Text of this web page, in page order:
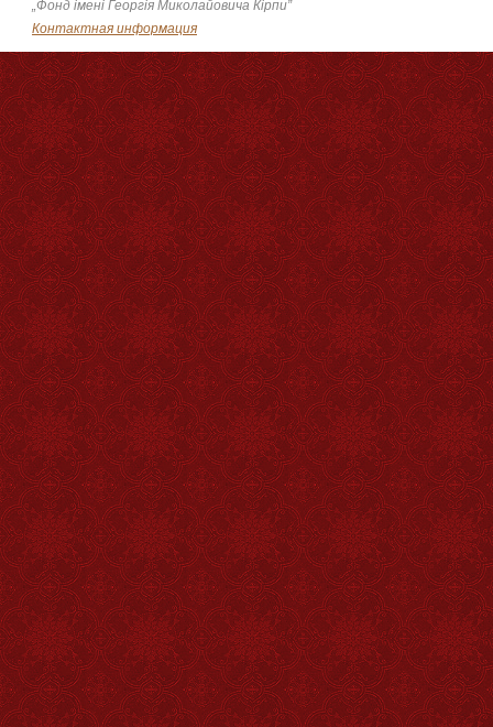
„Фонд імені Георгія Миколайовича Кірпи”
Контактная информация